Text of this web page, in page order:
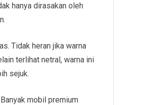
hanya dirasakan oleh
Tidak heran jika warna
terlihat netral, warna ini
sejuk.
mobil premium